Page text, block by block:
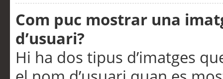
Com puc mostrar una
d’usuari?
Hi ha dos tipus d’imatges